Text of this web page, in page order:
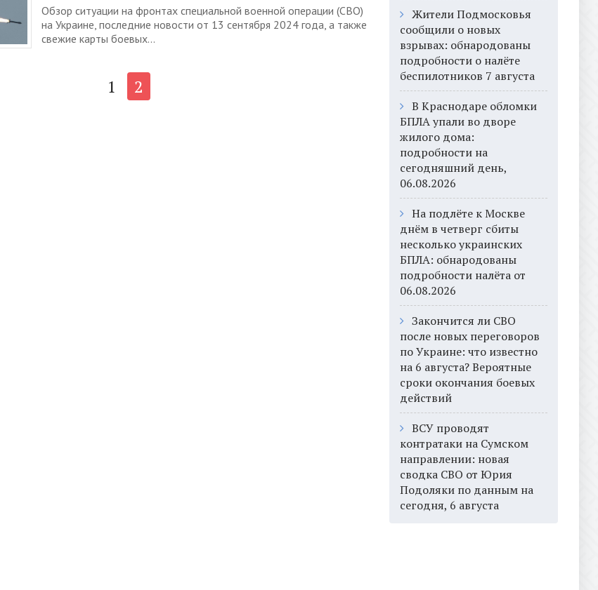
Обзор ситуации на фронтах специальной военной операции (СВО)
на Украине, последние новости от 13 сентября 2024 года, а также
свежие карты боевых...
1 2
Жители Подмосковья
сообщили о новых
взрывах: обнародованы
подробности о налёте
беспилотников 7 августа
В Краснодаре обломки
БПЛА упали во дворе
жилого дома:
подробности на
сегодняшний день,
06.08.2026
На подлёте к Москве
днём в четверг сбиты
несколько украинских
БПЛА: обнародованы
подробности налёта от
06.08.2026
Закончится ли СВО
после новых переговоров
по Украине: что известно
на 6 августа? Вероятные
сроки окончания боевых
действий
ВСУ проводят
контратаки на Сумском
направлении: новая
сводка СВО от Юрия
Подоляки по данным на
сегодня, 6 августа